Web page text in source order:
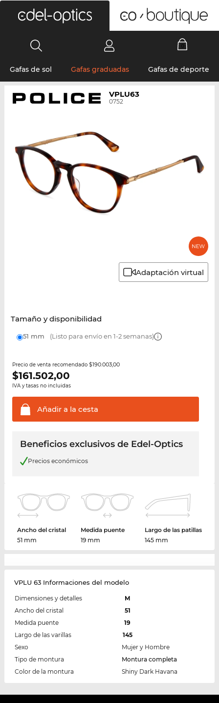
Gafas de sol Gafas graduadas Gafas de deporte
VPLU63
0752
Adaptación virtual
Tamaño y disponibilidad
51 mm (Listo para envío en 1-2 semanas)
Precio de venta recomendado $190.003,00
$161.502,00
IVA y tasas no incluidas
Añadir a la cesta
Beneficios exclusivos de Edel-Optics
Precios económicos
Ancho del cristal
51 mm
Medida puente
19 mm
Largo de las patillas
145 mm
VPLU 63 Informaciones del modelo
Dimensiones y detalles
M
Ancho del cristal
51
Medida puente
19
Largo de las varillas
145
Sexo
Mujer y Hombre
Tipo de montura
Montura completa
Color de la montura
Shiny Dark Havana